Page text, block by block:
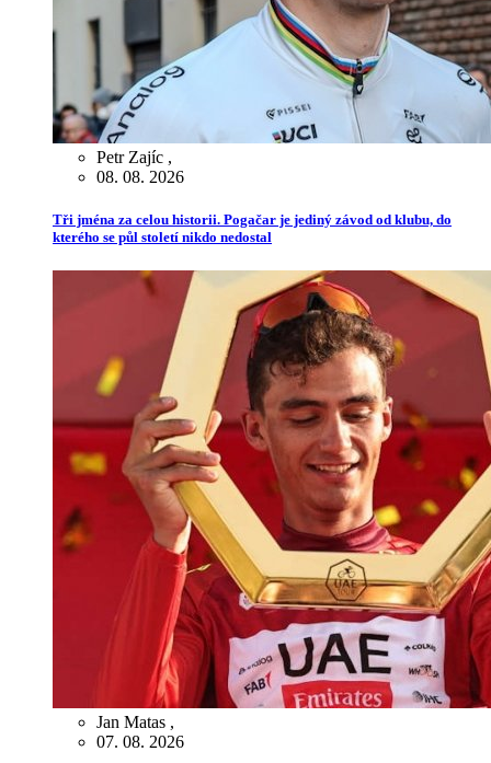
Petr Zajíc ,
08. 08. 2026
Tři jména za celou historii. Pogačar je jediný závod od klubu, do
kterého se půl století nikdo nedostal
Jan Matas ,
07. 08. 2026